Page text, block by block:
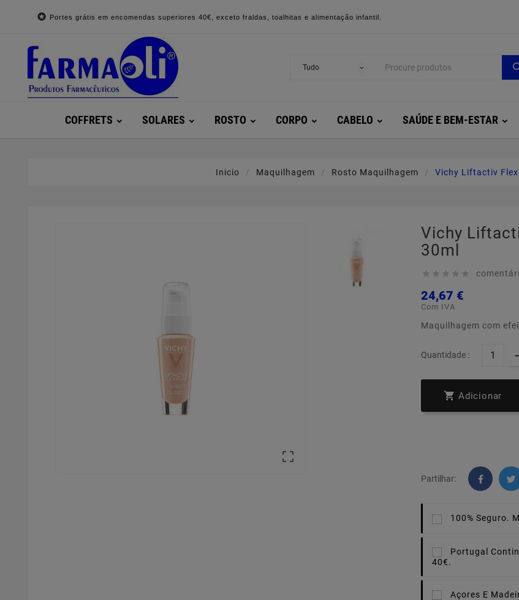
 Portes grátis em encomendas superiores 40€, exceto fraldas, toalhitas e alimentação infantil.
COFFRETS SOLARES ROSTO CORPO CABELO SAÚDE E BEM-ESTAR
Inicio Maquilhagem Rosto Maquilhagem Vichy Liftactiv

Vichy
30ml
    
24,67 €
Com IVA
Maquilhagem com
Quantidade :
 Adicionar
Partilhar:
100% Seguro.
Portugal
40€.
Açores E